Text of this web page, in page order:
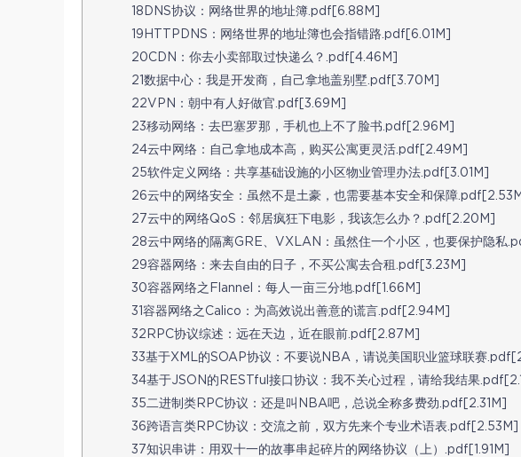
18DNS协议：网络世界的地址簿.pdf[6.88M]
19HTTPDNS：网络世界的地址簿也会指错路.pdf[6.01M]
20CDN：你去小卖部取过快递么？.pdf[4.46M]
21数据中心：我是开发商，自己拿地盖别墅.pdf[3.70M]
22VPN：朝中有人好做官.pdf[3.69M]
23移动网络：去巴塞罗那，手机也上不了脸书.pdf[2.96M]
24云中网络：自己拿地成本高，购买公寓更灵活.pdf[2.49M]
25软件定义网络：共享基础设施的小区物业管理办法.pdf[3.01M]
26云中的网络安全：虽然不是土豪，也需要基本安全和保障
27云中的网络QoS：邻居疯狂下电影，我该怎么办？.pdf[2.20M]
28云中网络的隔离GRE、VXLAN：虽然住一个小区，也要保护隐私
29容器网络：来去自由的日子，不买公寓去合租.pdf[3.23M]
30容器网络之Flannel：每人一亩三分地.pdf[1.66M]
31容器网络之Calico：为高效说出善意的谎言.pdf[2.94M]
32RPC协议综述：远在天边，近在眼前.pdf[2.87M]
33基于XML的SOAP协议：不要说NBA，请说美国职业篮球联赛
34基于JSON的RESTful接口协议：我不关心过程，请给我结果
35二进制类RPC协议：还是叫NBA吧，总说全称多费劲.pdf[2.31M]
36跨语言类RPC协议：交流之前，双方先来个专业术语表.pdf[2.53M]
37知识串讲：用双十一的故事串起碎片的网络协议（上）.pdf[1.91M]